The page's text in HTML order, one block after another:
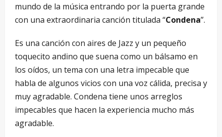
mundo de la música entrando por la puerta grande
con una extraordinaria canción titulada “Condena”.
Es una canción con aires de Jazz y un pequeño
toquecito andino que suena como un bálsamo en
los oídos, un tema con una letra impecable que
habla de algunos vicios con una voz cálida, precisa y
muy agradable. Condena tiene unos arreglos
impecables que hacen la experiencia mucho más
agradable.